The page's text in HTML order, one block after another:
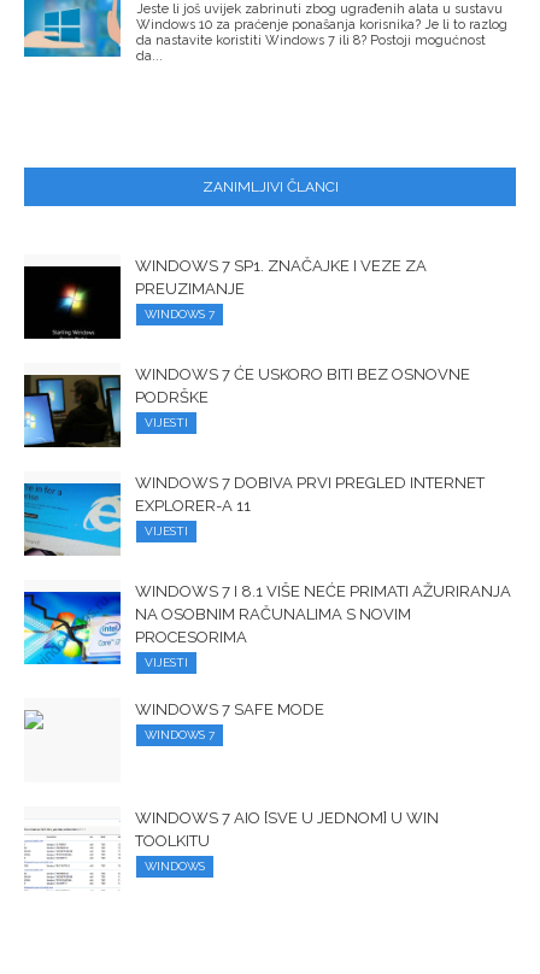
Jeste li još uvijek zabrinuti zbog ugrađenih alata u sustavu
Windows 10 za praćenje ponašanja korisnika? Je li to razlog
da nastavite koristiti Windows 7 ili 8? Postoji mogućnost
da...
ZANIMLJIVI ČLANCI
WINDOWS 7 SP1. ZNAČAJKE I VEZE ZA
PREUZIMANJE
WINDOWS 7
WINDOWS 7 ĆE USKORO BITI BEZ OSNOVNE
PODRŠKE
VIJESTI
WINDOWS 7 DOBIVA PRVI PREGLED INTERNET
EXPLORER-A 11
VIJESTI
WINDOWS 7 I 8.1 VIŠE NEĆE PRIMATI AŽURIRANJA
NA OSOBNIM RAČUNALIMA S NOVIM
PROCESORIMA
VIJESTI
WINDOWS 7 SAFE MODE
WINDOWS 7
WINDOWS 7 AIO [SVE U JEDNOM] U WIN
TOOLKITU
WINDOWS